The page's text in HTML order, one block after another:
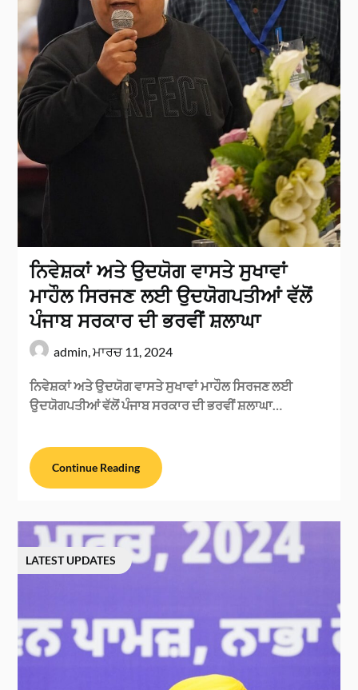
ਨਿਵੇਸ਼ਕਾਂ ਅਤੇ ਉਦਯੋਗ ਵਾਸਤੇ ਸੁਖਾਵਾਂ
ਮਾਹੌਲ ਸਿਰਜਣ ਲਈ ਉਦਯੋਗਪਤੀਆਂ ਵੱਲੋਂ
ਪੰਜਾਬ ਸਰਕਾਰ ਦੀ ਭਰਵੀਂ ਸ਼ਲਾਘਾ
admin,ਮਾਰਚ 11, 2024
ਨਿਵੇਸ਼ਕਾਂ ਅਤੇ ਉਦਯੋਗ ਵਾਸਤੇ ਸੁਖਾਵਾਂ ਮਾਹੌਲ ਸਿਰਜਣ ਲਈ
ਉਦਯੋਗਪਤੀਆਂ ਵੱਲੋਂ ਪੰਜਾਬ ਸਰਕਾਰ ਦੀ ਭਰਵੀਂ ਸ਼ਲਾਘਾ…
Continue Reading
LATEST UPDATES